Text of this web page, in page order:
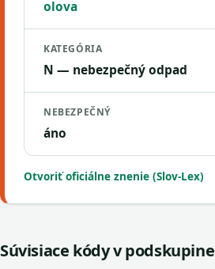
olova
KATEGÓRIA
N — nebezpečný odpad
NEBEZPEČNÝ
áno
Otvoriť oficiálne znenie (Slov-Lex)
Súvisiace kódy v podskupine